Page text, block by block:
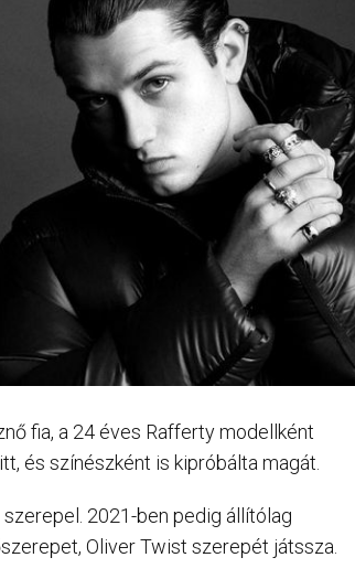
fia, a 24 éves Rafferty modellként
és színészként is kipróbálta magát.
2021-ben pedig állítólag
Oliver Twist szerepét játssza.